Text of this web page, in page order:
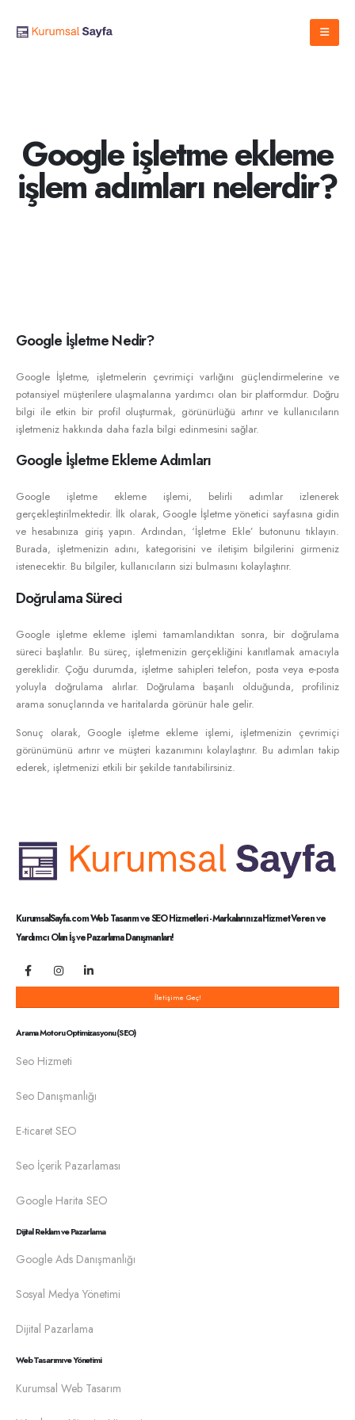
Google işletme ekleme
işlem adımları nelerdir?
Google İşletme Nedir?
Google İşletme, işletmelerin çevrimiçi varlığını güçlendirmelerine ve
potansiyel müşterilere ulaşmalarına yardımcı olan bir platformdur. Doğru
bilgi ile etkin bir profil oluşturmak, görünürlüğü artırır ve kullanıcıların
işletmeniz hakkında daha fazla bilgi edinmesini sağlar.
Google İşletme Ekleme Adımları
Google işletme ekleme işlemi, belirli adımlar izlenerek
gerçekleştirilmektedir. İlk olarak, Google İşletme yönetici sayfasına gidin
ve hesabınıza giriş yapın. Ardından, ‘İşletme Ekle’ butonunu tıklayın.
Burada, işletmenizin adını, kategorisini ve iletişim bilgilerini girmeniz
istenecektir. Bu bilgiler, kullanıcıların sizi bulmasını kolaylaştırır.
Doğrulama Süreci
Google işletme ekleme işlemi tamamlandıktan sonra, bir doğrulama
süreci başlatılır. Bu süreç, işletmenizin gerçekliğini kanıtlamak amacıyla
gereklidir. Çoğu durumda, işletme sahipleri telefon, posta veya e-posta
yoluyla doğrulama alırlar. Doğrulama başarılı olduğunda, profiliniz
arama sonuçlarında ve haritalarda görünür hale gelir.
Sonuç olarak, Google işletme ekleme işlemi, işletmenizin çevrimiçi
görünümünü artırır ve müşteri kazanımını kolaylaştırır. Bu adımları takip
ederek, işletmenizi etkili bir şekilde tanıtabilirsiniz.
KurumsalSayfa.com Web Tasarım ve SEO Hizmetleri - Markalarınıza Hizmet Veren ve
Yardımcı Olan İş ve Pazarlama Danışmanları!
İletişime Geç!
Arama Motoru Optimizasyonu (SEO)
Seo Hizmeti
Seo Danışmanlığı
E-ticaret SEO
Seo İçerik Pazarlaması
Google Harita SEO
Dijital Reklam ve Pazarlama
Google Ads Danışmanlığı
Sosyal Medya Yönetimi
Dijital Pazarlama
Web Tasarımı ve Yönetimi
Kurumsal Web Tasarım